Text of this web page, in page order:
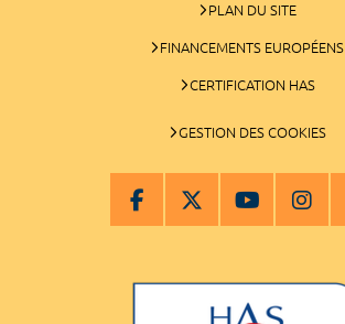
PLAN DU SITE
FINANCEMENTS EUROPÉENS
CERTIFICATION HAS
GESTION DES COOKIES